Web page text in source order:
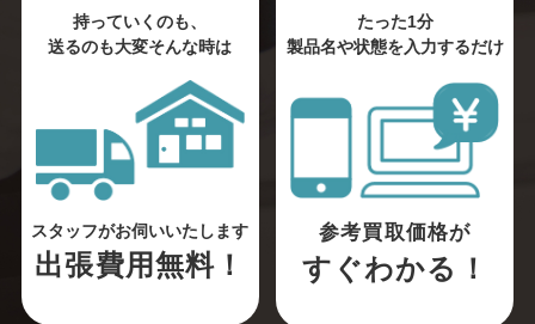
持っていくのも、
送るのも大変そんな時は
スタッフがお伺いいたします
出張費用無料！
たった1分
製品名や状態を入力するだけ
参考買取価格が
すぐわかる！